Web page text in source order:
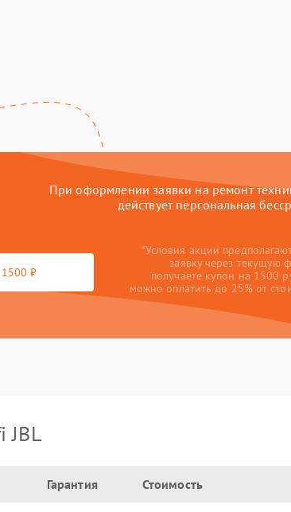
При оформлении заявки на ремонт
действует персональная
1500 ₽
*Условия акции
заявку через текущую
получаете купон на 1500
можно оплатить до 25% от
JBL
Гарантия Стоимость